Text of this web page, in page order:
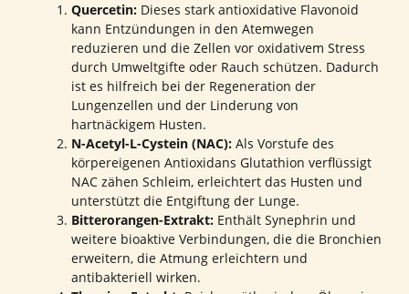
Quercetin: Dieses stark antioxidative Flavonoid
kann Entzündungen in den Atemwegen
reduzieren und die Zellen vor oxidativem Stress
durch Umweltgifte oder Rauch schützen. Dadurch
ist es hilfreich bei der Regeneration der
Lungenzellen und der Linderung von
hartnäckigem Husten.
N-Acetyl-L-Cystein (NAC): Als Vorstufe des
körpereigenen Antioxidans Glutathion verflüssigt
NAC zähen Schleim, erleichtert das Husten und
unterstützt die Entgiftung der Lunge.
Bitterorangen-Extrakt: Enthält Synephrin und
weitere bioaktive Verbindungen, die die Bronchien
erweitern, die Atmung erleichtern und
antibakteriell wirken.